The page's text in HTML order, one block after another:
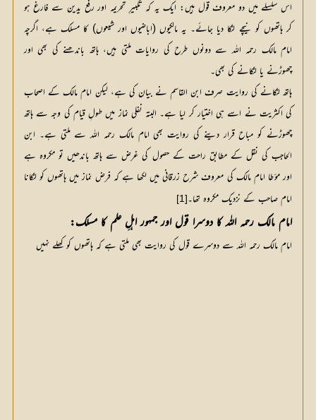
اس سلسلے میں دو معروف قول ہیں: ایک یہ کہ تکبیرِ تحریمہ اور رفع یدین سے فارغ ہو
کر ہاتھوں کو نیچے لٹکا دیا جائے۔ یہ مالکیوں (اباضیوں اور شیعوں) کا مسلک ہے، اگرچہ
امام مالک رحمہ اللہ سے دونوں طرح کی روایات ملتی ہیں، ہاتھ باندھنے کی بھی اور
چھوڑنے یا لٹکانے کی بھی۔
ہاتھ لٹکانے کی روایت صرف ابن القاسم نے بیان کی ہے، لیکن امام مالک کے اصحاب
کی اکثریت نے اسے ہی اختیار کر لیا ہے۔ البتہ نفلی نماز میں طولِ قیام کی وجہ سے ہاتھ
چھوڑنے کو مباح قرار دینے کی روایت بھی امام مالک رحمہ اللہ سے ملتی ہے۔ ابن
الحاجب کی نقل کے مطابق راحت کے حصول کی غرض سے ہاتھ باندھیں تو مکروہ ہے
اور مؤطا امام مالک کی معروف شرح زرقانی میں لکھا ہے کہ فرض نماز میں ہاتھوں کو لٹکانا
امام صاحب کے نزدیک مکروہ تھا۔[1]
امام مالک رحمہ اللہ کا دوسرا قول اور جمہور اہلِ علم کا مسلک:
امام مالک رحمہ اللہ سے دوسرے قول کی روایت بھی ملتی ہے کہ ہاتھوں کو کھلے نہیں